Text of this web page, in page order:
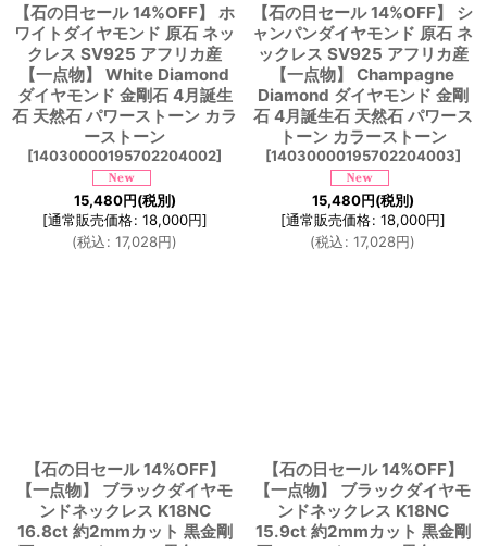
【石の日セール 14%OFF】 ホ
ワイトダイヤモンド 原石 ネッ
クレス SV925 アフリカ産
【一点物】 White Diamond
ダイヤモンド 金剛石 4月誕生
石 天然石 パワーストーン カラ
ーストーン
[14030000195702204002]
15,480円(税別)
[通常販売価格: 18,000円]
(税込: 17,028円)
【石の日セール 14%OFF】 シ
ャンパンダイヤモンド 原石 ネ
ックレス SV925 アフリカ産
【一点物】 Champagne
Diamond ダイヤモンド 金剛
石 4月誕生石 天然石 パワース
トーン カラーストーン
[14030000195702204003]
15,480円(税別)
[通常販売価格: 18,000円]
(税込: 17,028円)
【石の日セール 14%OFF】
【一点物】 ブラックダイヤモ
ンドネックレス K18NC
16.8ct 約2mmカット 黒金剛
【石の日セール 14%OFF】
【一点物】 ブラックダイヤモ
ンドネックレス K18NC
15.9ct 約2mmカット 黒金剛